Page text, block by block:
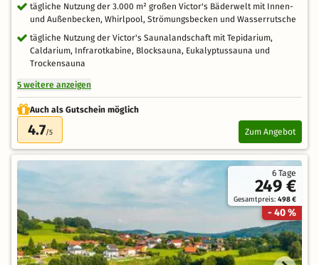
tägliche Nutzung der 3.000 m² großen Victor's Bäderwelt mit Innen-
und Außenbecken, Whirlpool, Strömungsbecken und Wasserrutsche
tägliche Nutzung der Victor's Saunalandschaft mit Tepidarium,
Caldarium, Infrarotkabine, Blocksauna, Eukalyptussauna und
Trockensauna
5 weitere anzeigen
Auch als Gutschein möglich
4.7/5 Zum Angebot
6 Tage
249 €
Gesamtpreis: 498 €
- 40 %